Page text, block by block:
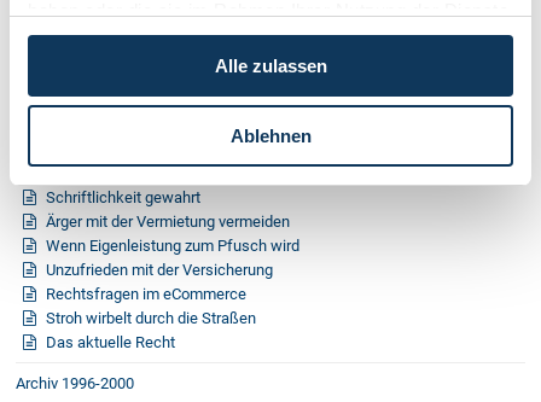
gesammelt haben.
Alle zulassen
Ablehnen
Das Vergaberecht - die Fristenfalle
Verschärfung der Veranstalterhaftung
Verschärftes Vergaberecht
Wer haftet bei Rissen im Neubau
Schriftlichkeit gewahrt
Ärger mit der Vermietung vermeiden
Wenn Eigenleistung zum Pfusch wird
Unzufrieden mit der Versicherung
Rechtsfragen im eCommerce
Stroh wirbelt durch die Straßen
Das aktuelle Recht
Archiv 1996-2000